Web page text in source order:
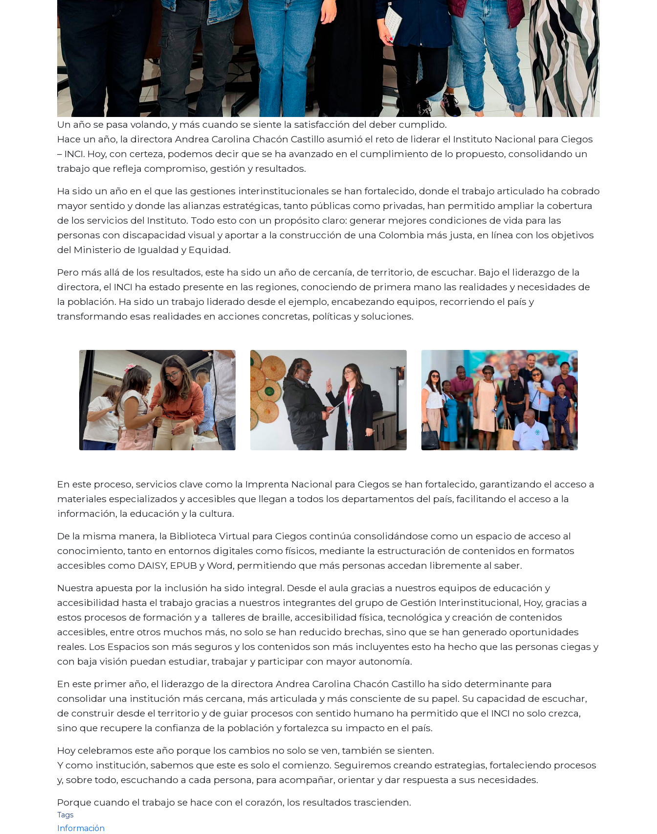
Un año se pasa volando, y más cuando se siente la satisfacción del deber cumplido.
Hace un año, la directora Andrea Carolina Chacón Castillo asumió el reto de liderar el Instituto Nacional para Ciegos
– INCI. Hoy, con certeza, podemos decir que se ha avanzado en el cumplimiento de lo propuesto, consolidando un
trabajo que refleja compromiso, gestión y resultados.
Ha sido un año en el que las gestiones interinstitucionales se han fortalecido, donde el trabajo articulado ha cobrado
mayor sentido y donde las alianzas estratégicas, tanto públicas como privadas, han permitido ampliar la cobertura
de los servicios del Instituto. Todo esto con un propósito claro: generar mejores condiciones de vida para las
personas con discapacidad visual y aportar a la construcción de una Colombia más justa, en línea con los objetivos
del Ministerio de Igualdad y Equidad.
Pero más allá de los resultados, este ha sido un año de cercanía, de territorio, de escuchar. Bajo el liderazgo de la
directora, el INCI ha estado presente en las regiones, conociendo de primera mano las realidades y necesidades de
la población. Ha sido un trabajo liderado desde el ejemplo, encabezando equipos, recorriendo el país y
transformando esas realidades en acciones concretas, políticas y soluciones.
En este proceso, servicios clave como la Imprenta Nacional para Ciegos se han fortalecido, garantizando el acceso a
materiales especializados y accesibles que llegan a todos los departamentos del país, facilitando el acceso a la
información, la educación y la cultura.
De la misma manera, la Biblioteca Virtual para Ciegos continúa consolidándose como un espacio de acceso al
conocimiento, tanto en entornos digitales como físicos, mediante la estructuración de contenidos en formatos
accesibles como DAISY, EPUB y Word, permitiendo que más personas accedan libremente al saber.
Nuestra apuesta por la inclusión ha sido integral. Desde el aula gracias a nuestros equipos de educación y
accesibilidad hasta el trabajo gracias a nuestros integrantes del grupo de Gestión Interinstitucional, Hoy, gracias a
estos procesos de formación y a talleres de braille, accesibilidad física, tecnológica y creación de contenidos
accesibles, entre otros muchos más, no solo se han reducido brechas, sino que se han generado oportunidades
reales. Los Espacios son más seguros y los contenidos son más incluyentes esto ha hecho que las personas ciegas y
con baja visión puedan estudiar, trabajar y participar con mayor autonomía.
En este primer año, el liderazgo de la directora Andrea Carolina Chacón Castillo ha sido determinante para
consolidar una institución más cercana, más articulada y más consciente de su papel. Su capacidad de escuchar,
de construir desde el territorio y de guiar procesos con sentido humano ha permitido que el INCI no solo crezca,
sino que recupere la confianza de la población y fortalezca su impacto en el país.
Hoy celebramos este año porque los cambios no solo se ven, también se sienten.
Y como institución, sabemos que este es solo el comienzo. Seguiremos creando estrategias, fortaleciendo procesos
y, sobre todo, escuchando a cada persona, para acompañar, orientar y dar respuesta a sus necesidades.
Porque cuando el trabajo se hace con el corazón, los resultados trascienden.
Tags
Información